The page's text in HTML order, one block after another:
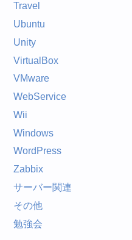
Travel
Ubuntu
Unity
VirtualBox
VMware
WebService
Wii
Windows
WordPress
Zabbix
サーバー関連
その他
勉強会